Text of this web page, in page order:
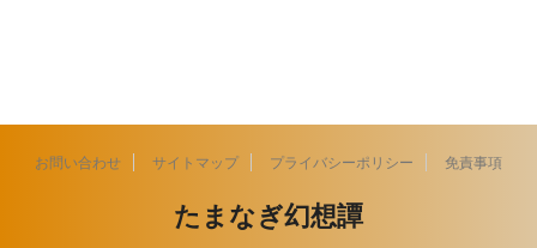
お問い合わせ サイトマップ プライバシーポリシー 免責事項
たまなぎ幻想譚